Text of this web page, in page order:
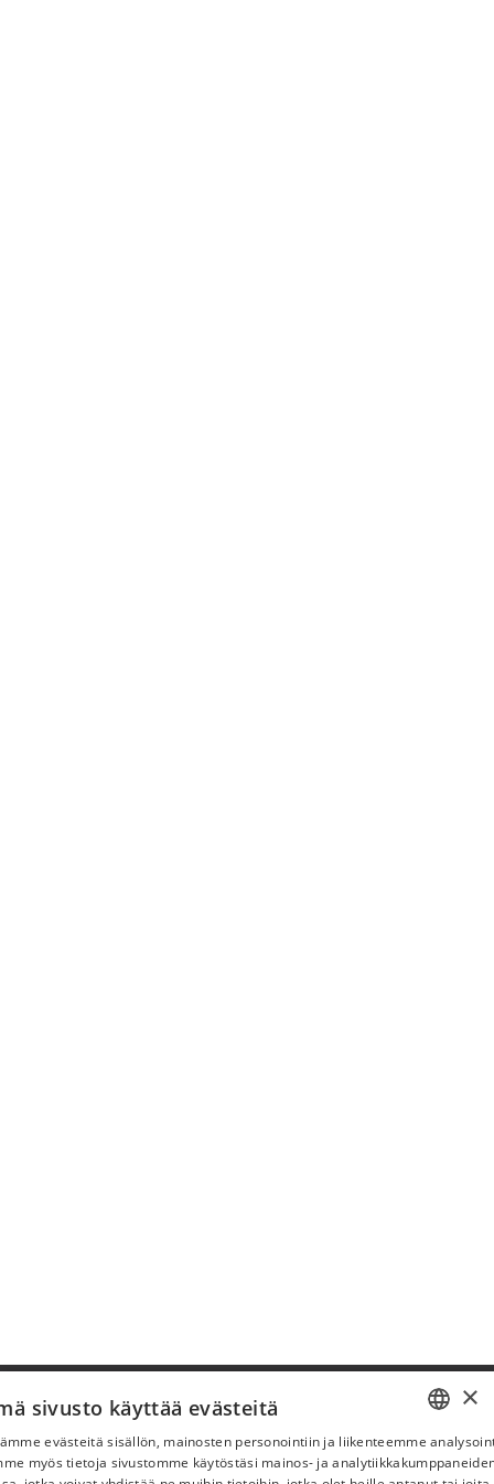
Pyydä apua
Ostoehdot
Maksu & toimitus
×
sivusto käyttää evästeitä
evästeitä sisällön, mainosten personointiin ja liikenteemme
myös tietoja sivustomme käytöstäsi mainos- ja